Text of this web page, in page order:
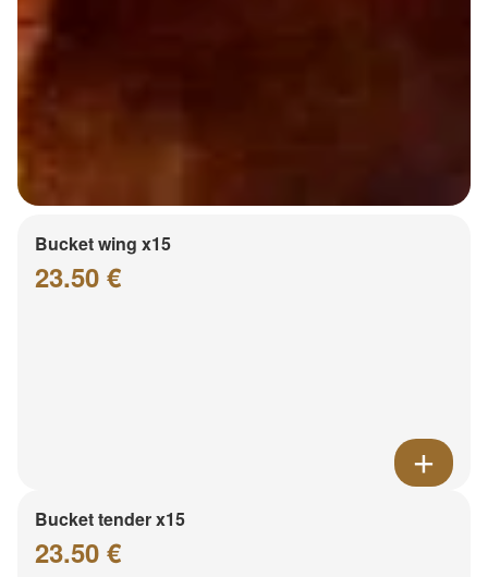
Bucket wing x15
23.50 €
Bucket tender x15
23.50 €